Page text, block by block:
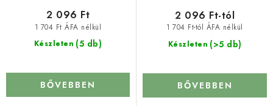
Készleten (5 db)
1 704 Ft ÁFA nélkül
2 096 Ft
BŐVEBBEN
Készleten (>5 db)
1 704 Ft-tól ÁFA nélkül
2 096 Ft-tól
BŐVEBBEN